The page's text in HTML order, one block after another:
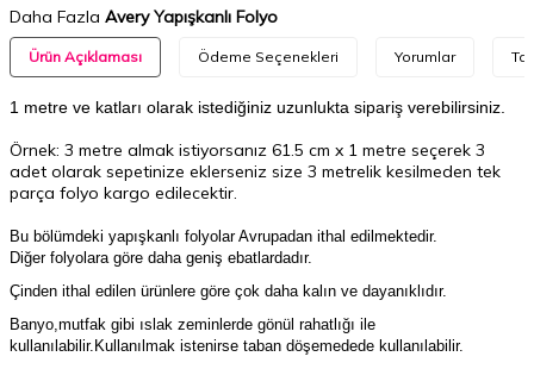
Daha Fazla Avery Yapışkanlı Folyo
Ürün Açıklaması Ödeme Seçenekleri Yorumlar
1 metre ve katları olarak istediğiniz uzunlukta sipariş verebilirsiniz.
Örnek: 3 metre almak istiyorsanız 61.5 cm x 1 metre seçerek 3
adet olarak sepetinize eklerseniz size 3 metrelik kesilmeden tek
parça folyo kargo edilecektir.
Bu bölümdeki yapışkanlı folyolar Avrupadan ithal edilmektedir.
Diğer folyolara göre daha geniş ebatlardadır.
Çinden ithal edilen ürünlere göre çok daha kalın ve dayanıklıdır.
Banyo,mutfak gibi ıslak zeminlerde gönül rahatlığı ile
kullanılabilir.Kullanılmak istenirse taban döşemedede kullanılabilir.